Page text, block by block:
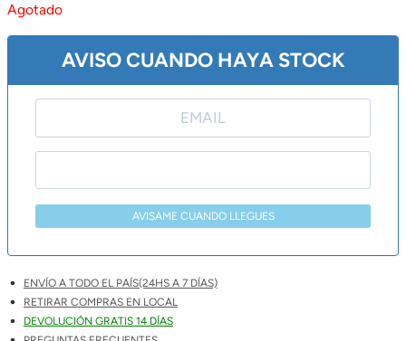
Agotado
AVISO CUANDO HAYA STOCK
AVISAME CUANDO LLEGUES
ENVÍO A TODO EL PAÍS(24HS A 7 DÍAS)
RETIRAR COMPRAS EN LOCAL
DEVOLUCIÓN GRATIS 14 DÍAS